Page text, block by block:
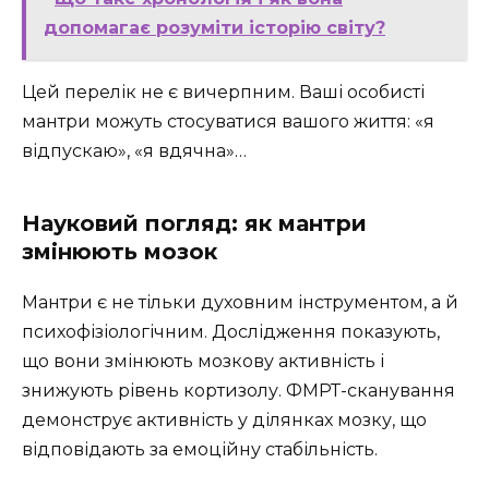
допомагає розуміти історію світу?
Цей перелік не є вичерпним. Ваші особисті
мантри можуть стосуватися вашого життя: «я
відпускаю», «я вдячна»…
Науковий погляд: як мантри
змінюють мозок
Мантри є не тільки духовним інструментом, а й
психофізіологічним. Дослідження показують,
що вони змінюють мозкову активність і
знижують рівень кортизолу. ФМРТ-сканування
демонструє активність у ділянках мозку, що
відповідають за емоційну стабільність.